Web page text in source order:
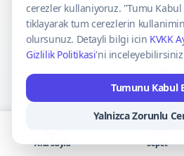
VISA
cerezler kullaniyoruz. "Tumu
tiklayarak tum cerezlerin
olursunuz. Detayli bilgi icin KVKK
Gizlilik Politikasi'ni
Tumunu Kabul
Yalnizca Zorunlu
Ana Sayfa Sepet